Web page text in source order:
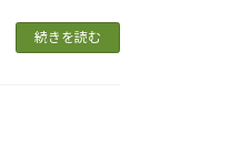
続きを読む